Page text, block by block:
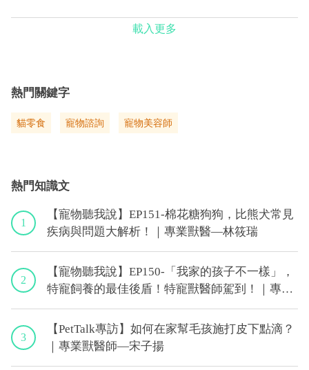
載入更多
熱門關鍵字
貓零食 寵物諮詢 寵物美容師
熱門知識文
1
【寵物聽我說】EP151-棉花糖狗狗，比熊犬常見
疾病與問題大解析！｜專業獸醫—林筱瑞
2
【寵物聽我說】EP150-「我家的孩子不一樣」，
特寵飼養的最佳後盾！特寵獸醫師駕到！｜專業
獸醫—侯彣
3
【PetTalk專訪】如何在家幫毛孩施打皮下點滴？
｜專業獸醫師—宋子揚